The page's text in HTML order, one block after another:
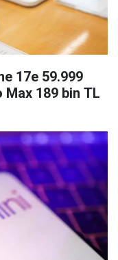
17e 59.999
Max 189 bin TL